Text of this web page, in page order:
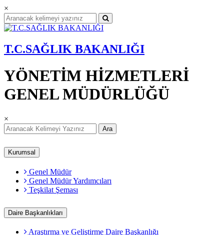
×
T.C.SAĞLIK BAKANLIĞI
YÖNETİM HİZMETLERİ
GENEL MÜDÜRLÜĞÜ
×
Ara
Kurumsal
Genel Müdür
Genel Müdür Yardımcıları
Teşkilat Şeması
Daire Başkanlıkları
Araştırma ve Geliştirme Daire Başkanlığı